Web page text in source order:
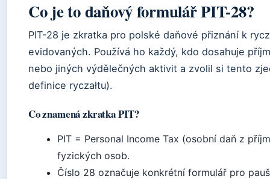
Co je to daňový formulář PIT-28?
PIT-28 je zkratka pro polské daňové přiznání k
evidovaných. Používá ho každý, kdo dosahuje
nebo jiných výdělečných aktivit a zvolil si tento
definice ryczałtu).
Co znamená zkratka PIT?
PIT = Personal Income Tax (osobní daň z
fyzických osob.
Číslo 28 označuje konkrétní formulář pro